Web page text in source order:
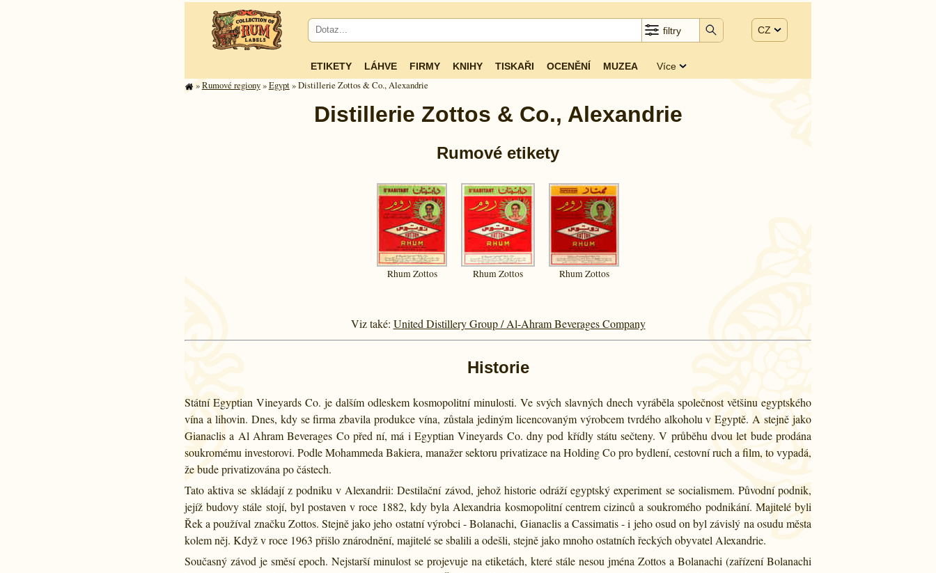
filtry CZ
ETIKETY LÁHVE FIRMY KNIHY TISKAŘI OCENĚNÍ MUZEA Více
»Rumové regiony»Egypt» Distillerie Zottos & Co., Alexandrie
Distillerie Zottos & Co., Alexandrie
Rumové etikety
Rhum Zottos Rhum Zottos Rhum Zottos
Viz také: United Distillery Group / Al-Ahram Beverages Company
Historie
Státní Egyptian Vineyards Co. je dalším odleskem kosmopolitní minulosti. Ve svých slavných dnech vyráběla společnost většinu egyptského
vína a lihovin. Dnes, kdy se firma zbavila produkce vína, zůstala jediným licencovaným výrobcem tvrdého alkoholu v Egyptě. A stejně jako
Gianaclis a Al Ahram Beverages Co před ní, má i Egyptian Vineyards Co. dny pod křídly státu sečteny. V průběhu dvou let bude prodána
soukromému investorovi. Podle Mohammeda Bakiera, manažer sektoru privatizace na Holding Co pro bydlení, cestovní ruch a film, to vypadá,
že bude privatizována po částech.
Tato aktiva se skládají z podniku v Alexandrii: Destilační závod, jehož historie odráží egyptský experiment se socialismem. Původní podnik,
jejíž budovy stále stojí, byl postaven v roce 1882, kdy byla Alexandria kosmopolitní centrem cizinců a soukromého podnikání. Majitelé byli
Řek a používal značku Zottos. Stejně jako jeho ostatní výrobci - Bolanachi, Gianaclis a Cassimatis - i jeho osud on byl závislý na osudu města
kolem něj. Když v roce 1963 přišlo znárodnění, majitelé se sbalili a odešli, stejně jako mnoho ostatních řeckých obyvatel Alexandrie.
Současný závod je směsí epoch. Nejstarší minulost se projevuje na etiketách, které stále nesou jména Zottos a Bolanachi (zařízení Bolanachi